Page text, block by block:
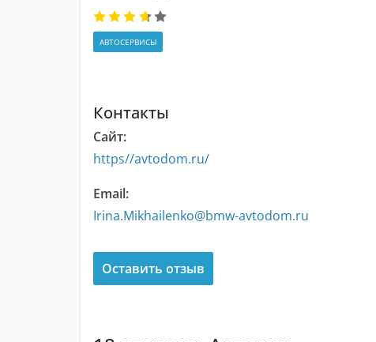
АВТОСЕРВИСЫ
Контакты
Сайт:
https//avtodom.ru/
Email:
Irina.Mikhailenko@bmw-avtodom.ru
Оставить отзыв